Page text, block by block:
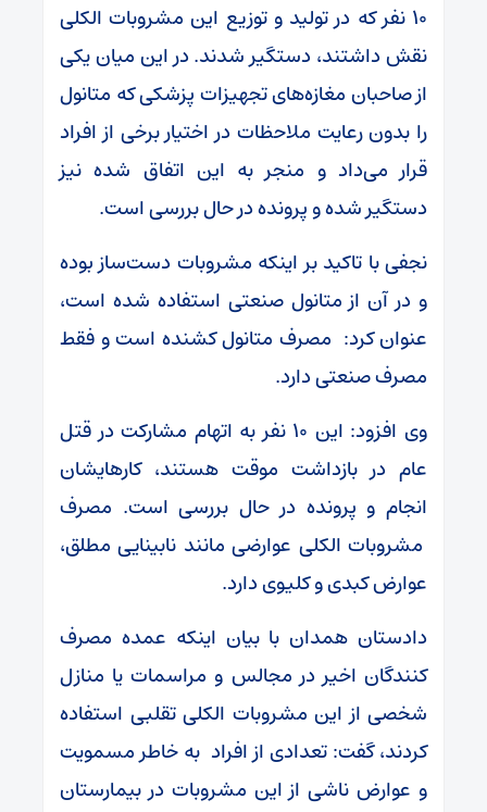
۱۰ نفر که در تولید و توزیع این مشروبات الکلی
نقش داشتند، دستگیر شدند. در این میان یکی
از صاحبان مغازه‌های تجهیزات پزشکی که متانول
را بدون رعایت ملاحظات در اختیار برخی از افراد
قرار می‌داد و منجر به این اتفاق شده نیز
دستگیر شده و پرونده در حال بررسی است.
نجفی با تاکید بر اینکه مشروبات دست‌ساز بوده
و در آن از متانول صنعتی استفاده شده است،
عنوان کرد: مصرف متانول کشنده است و فقط
مصرف صنعتی دارد.
وی افزود: این ۱۰ نفر به اتهام مشارکت در قتل
عام در بازداشت موقت هستند، کارهایشان
انجام و پرونده در حال بررسی است. مصرف
مشروبات الکلی عوارضی مانند نابینایی مطلق،
عوارض کبدی و کلیوی دارد.
دادستان همدان با بیان اینکه عمده مصرف
کنندگان اخیر در مجالس و مراسمات یا منازل
شخصی از این مشروبات الکلی تقلبی استفاده
کردند، گفت: تعدادی از افراد به خاطر مسمویت
و عوارض ناشی از این مشروبات در بیمارستان